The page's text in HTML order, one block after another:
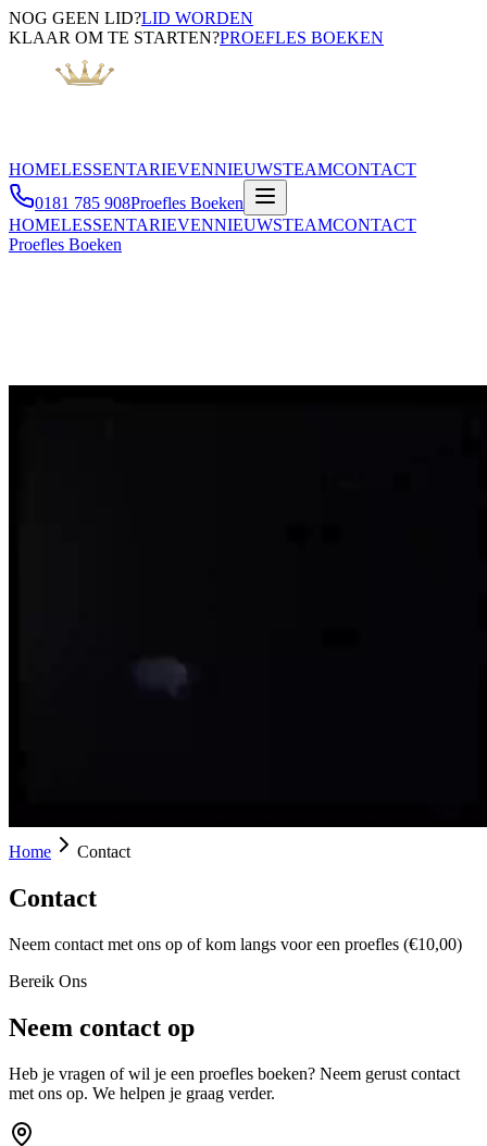
NOG GEEN LID?LID WORDEN
KLAAR OM TE STARTEN?PROEFLES BOEKEN
HOMELESSENTARIEVENNIEUWSTEAMCONTACT
0181 785 908Proefles Boeken
HOMELESSENTARIEVENNIEUWSTEAMCONTACT
Proefles Boeken
Home Contact
Contact
Neem contact met ons op of kom langs voor een proefles (€10,00)
Bereik Ons
Neem contact op
Heb je vragen of wil je een proefles boeken? Neem gerust contact
met ons op. We helpen je graag verder.